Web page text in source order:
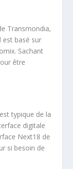
Transmondia,
est basé sur
Sachant
être
typique de la
digitale
Next18 de
si besoin de